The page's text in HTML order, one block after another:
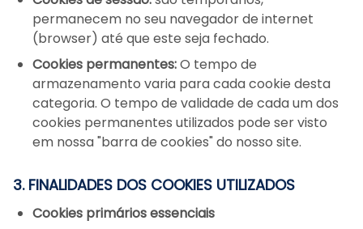
permanecem no seu navegador de internet
(browser) até que este seja fechado.
Cookies permanentes:O tempo de
armazenamento varia para cada cookie desta
categoria. O tempo de validade de cada um dos
cookies permanentes utilizados pode ser visto
em nossa "barra de cookies" do nosso site.
3. FINALIDADES DOS COOKIES UTILIZADOS
Cookies primários essenciais